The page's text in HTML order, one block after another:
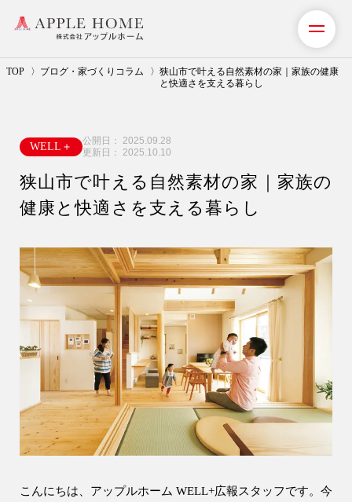
TOP ブログ・家づくりコラム
狭山市で叶える自然素材の家｜家族の健康
と快適さを支える暮らし
WELL＋ 公開日： 2025.09.28
更新日： 2025.10.10
狭山市で叶える自然素材の家｜家族の
健康と快適さを支える暮らし
こんにちは、アップルホーム WELL+広報スタッフです。今
事業紹介（注文住宅）
リフォーム・リノベーション
土地探しサポート
ショールーム・モデルハウス
施工事例・お客様の声
会社情報
会社概要
スタッフ紹介